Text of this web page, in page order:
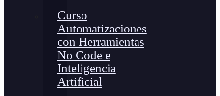
Curso
Automatizaciones
con Herramientas
No Code e
Inteligencia
Artificial